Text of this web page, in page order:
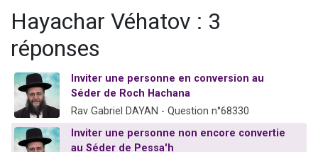
12 nouvelles musiques dans Torah-Box Music
Hayachar Véhatov : 3
réponses
Inviter une personne en conversion au
Séder de Roch Hachana
Rav Gabriel DAYAN - Question n°68330
Inviter une personne non encore convertie
au Séder de Pessa'h